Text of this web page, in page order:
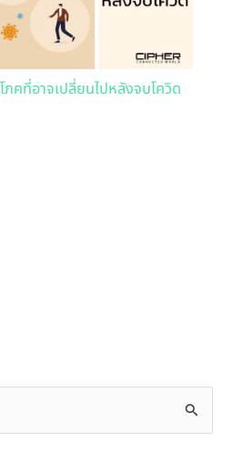
คที่อาจเปลี่ยนไปหลังจบโควิด